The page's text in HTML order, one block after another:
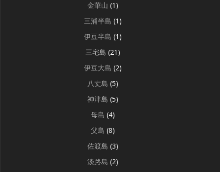
金華山 (1)
三浦半島 (1)
伊豆半島 (1)
三宅島 (21)
伊豆大島 (2)
八丈島 (5)
神津島 (5)
母島 (4)
父島 (8)
佐渡島 (3)
淡路島 (2)